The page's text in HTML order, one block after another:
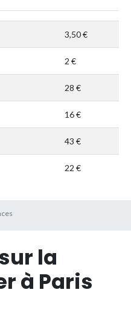
3,50 €
2 €
28 €
16 €
43 €
22 €
la
à Paris